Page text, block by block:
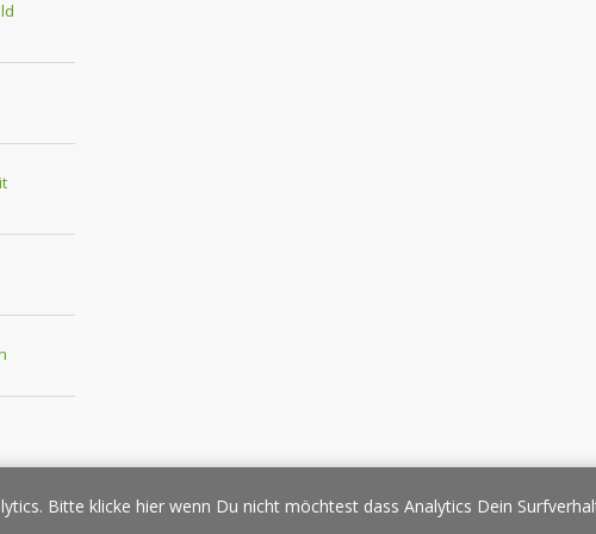
Pressespiegel Werbung/Sponsoring Impressum Copyright
Bitte klicke hier wenn Du nicht möchtest dass Analytics Dein